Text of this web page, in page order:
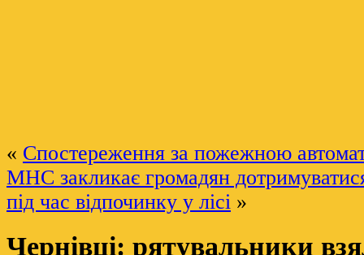
« Спостереження за пожежною
МНС закликає громадян
під час відпочинку у лісі »
Чернівці: рятувальники